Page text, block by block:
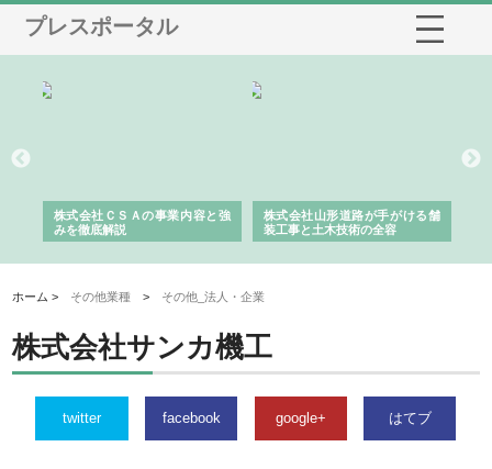
プレスポータル
株式会社ＣＳＡの事業内容と強
みを徹底解説
株式会社山形道路が手がける舗
装工事と土木技術の全容
ホーム > その他業種 > その他_法人・企業
株式会社サンカ機工
twitter facebook google+ はてブ